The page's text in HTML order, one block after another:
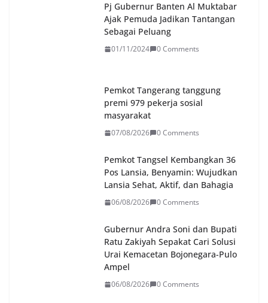
Pj Gubernur Banten Al Muktabar
Ajak Pemuda Jadikan Tantangan
Sebagai Peluang
01/11/2024 0 Comments
Pemkot Tangerang tanggung
premi 979 pekerja sosial
masyarakat
07/08/2026 0 Comments
Pemkot Tangsel Kembangkan 36
Pos Lansia, Benyamin: Wujudkan
Lansia Sehat, Aktif, dan Bahagia
06/08/2026 0 Comments
Gubernur Andra Soni dan Bupati
Ratu Zakiyah Sepakat Cari Solusi
Urai Kemacetan Bojonegara-Pulo
Ampel
06/08/2026 0 Comments